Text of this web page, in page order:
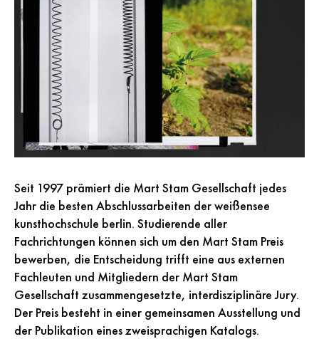
Seit 1997 prämiert die Mart Stam Gesellschaft jedes
Jahr die besten Abschlussarbeiten der weißensee
kunsthochschule berlin. Studierende aller
Fachrichtungen können sich um den Mart Stam Preis
bewerben, die Entscheidung trifft eine aus externen
Fachleuten und Mitgliedern der Mart Stam
Gesellschaft zusammengesetzte, interdisziplinäre Jury.
Der Preis besteht in einer gemeinsamen Ausstellung und
der Publikation eines zweisprachigen Katalogs.